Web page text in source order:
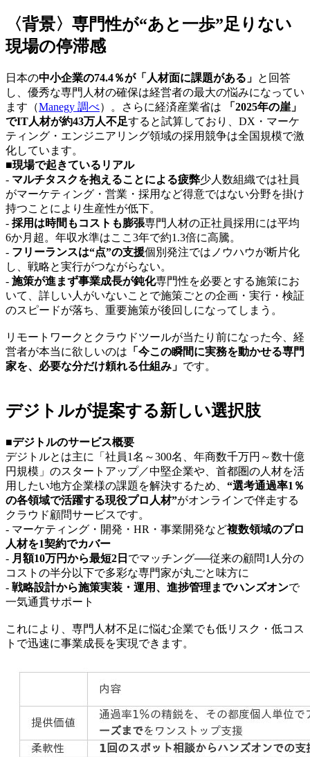
〈背景〉専門性が“あと一歩”足りない
現場の停滞感
日本の中小企業の74.4％が「人材面に課題がある」 と回答
し、優秀な専門人材の確保は経営者の最大の悩みになってい
ます（Manegy 調べ）。さらに経済産業省は
「2025年の崖」
でIT人材が約43万人不足すると試算しており、DX・マーケ
ティング・エンジニアリング領域の採用競争は全国規模で激
化しています。
■現場で起きているリアル
- マルチタスクを抱えることによる疲弊少人数組織では社員
がマーケティング・営業・採用など得意ではない分野を掛け
持つことにより生産性が低下。
- 採用は時間もコストも膨張専門人材の正社員採用には平均
6か月超。年収水準はここ3年で約1.3倍に高騰。
- フリーランスは“点”の支援個別発注ではノウハウが断片化
し、戦略と実行がつながらない。
- 施策が進まず事業成長が鈍化専門性を必要とする施策にお
いて、詳しい人がいないことで施策ごとの企画・実行・検証
のスピードが落ち、重要施策が後回しになってしまう。
リモートワークとクラウドツールが当たり前になった今、経
営者が本当に欲しいのは 「今この瞬間に実務を動かせる専門
家を、必要な分だけ頼れる仕組み」 です。
デジトルが提案する新しい選択肢
■デジトルのサービス概要
デジトルとは主に「社員1名～300名、年商数千万円～数十億
円規模」のスタートアップ／中堅企業や、首都圏の人材を活
用したい地方企業様の課題を解決するため、 “選考通過率1％
の各領域で活躍する現役プロ人材”がオンラインで伴走する
クラウド顧問サービスです。
- マーケティング・開発・HR・事業開発など複数領域のプロ
人材を1契約でカバー
- 月額10万円から最短2日 でマッチング──従来の顧問1人分の
コストの半分以下で多彩な専門家が丸ごと味方に
- 戦略設計から施策実装・運用、進捗管理までハンズオンで
一気通貫サポート
これにより、専門人材不足に悩む企業でも低リスク・低コス
トで迅速に事業成長を実現できます。